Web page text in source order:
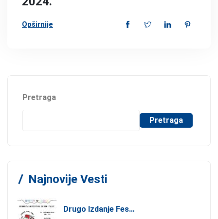
Opširnije
Pretraga
Pretraga
Najnovije Vesti
Drugo Izdanje Festivala JEDI.VOLI.DONIRAJ: Spoj Gastronomije I Solidarnosti